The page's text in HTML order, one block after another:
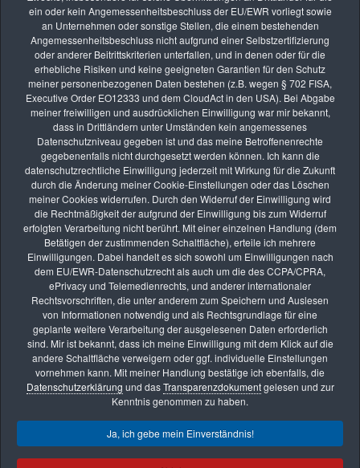
ein oder kein Angemessenheitsbeschluss der EU/EWR vorliegt sowie
an Unternehmen oder sonstige Stellen, die einem bestehenden
Angemessenheitsbeschluss nicht aufgrund einer Selbstzertifizierung
oder anderer Beitrittskriterien unterfallen, und in denen oder für die
erhebliche Risiken und keine geeigneten Garantien für den Schutz
meiner personenbezogenen Daten bestehen (z.B. wegen § 702 FISA,
Executive Order EO12333 und dem CloudAct in den USA). Bei Abgabe
meiner freiwilligen und ausdrücklichen Einwilligung war mir bekannt,
dass in Drittländern unter Umständen kein angemessenes
Datenschutzniveau gegeben ist und das meine Betroffenenrechte
gegebenenfalls nicht durchgesetzt werden können. Ich kann die
datenschutzrechtliche Einwilligung jederzeit mit Wirkung für die Zukunft
durch die Änderung meiner Cookie-Einstellungen oder das Löschen
meiner Cookies widerrufen. Durch den Widerruf der Einwilligung wird
die Rechtmäßigkeit der aufgrund der Einwilligung bis zum Widerruf
erfolgten Verarbeitung nicht berührt. Mit einer einzelnen Handlung (dem
Betätigen der zustimmenden Schaltfläche), erteile ich mehrere
Einwilligungen. Dabei handelt es sich sowohl um Einwilligungen nach
dem EU/EWR-Datenschutzrecht als auch um die des CCPA/CPRA,
ePrivacy und Telemedienrechts, und anderer internationaler
Rechtsvorschriften, die unter anderem zum Speichern und Auslesen
von Informationen notwendig und als Rechtsgrundlage für eine
geplante weitere Verarbeitung der ausgelesenen Daten erforderlich
sind. Mir ist bekannt, dass ich meine Einwilligung mit dem Klick auf die
andere Schaltfläche verweigern oder ggf. individuelle Einstellungen
vornehmen kann. Mit meiner Handlung bestätige ich ebenfalls, die
Datenschutzerklärung und dasTransparenzdokumentgelesen und zur
Kenntnis genommen zu haben.
Ja, ich gebe mein Einverständnis!
Arbeiten mit der ersten digitalen Kamera von Apple, die im gleichen Jahr auf
den Markt kommt.
2003 markiert den Beginn der systematischen Pflanzenfotografie für ein
Naturschutzgebiet im Norden Münchens. Die eingehende Beschäftigung mit
der heimischen Botanik, lässt mich immer tiefer in das Thema eintauchen.
Ab 2006 Erfahrungen mit der ersten digitalen SLR-Kamera.
Von 2011 an gelingt es mir, mein fotografisches Engagement zu erweitern.
Konzentration auf den Bereich Landschafts- und Makrofotografie.
Seit 2012 regelmäßige Teilnahme an diversen Ausstellungen des CC77.
Dezember 2014: Gewinner des Naturfoto-Wettbewerbs »Bäume«. Seitdem
immer wieder Annahmen bei diversen Fotowettbewerben.
Ab 2015: Leitung der AG »Digital« des CC77.
Vom Wintersemester 2015 an VHS-Kurse im Bereich Fotografie für die vhs
Holzkirchen-Otterfing und die vhs im Norden Münchens.
Januar 2016: erste eigene Ausstellung in der vhs Holzkirchen-Otterfing
Impressum Datenschutzerklärung
AGB